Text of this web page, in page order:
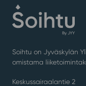
Soihtu on Jyväskylän
omistama
Keskussairaalantie 2